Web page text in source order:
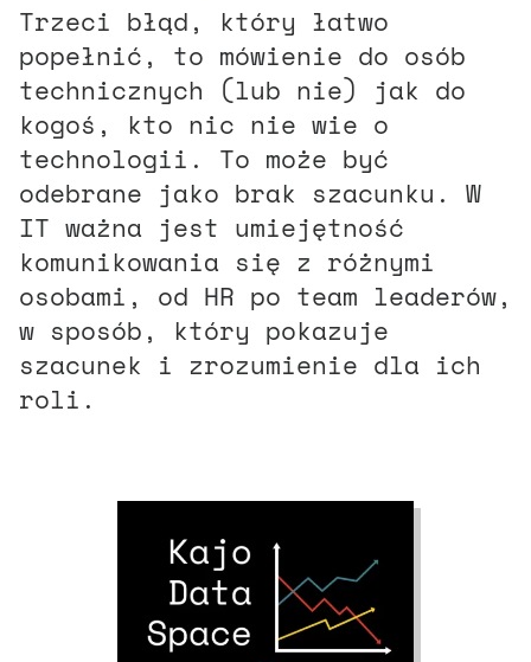
Trzeci błąd, który łatwo
popełnić, to mówienie do osób
technicznych (lub nie) jak do
kogoś, kto nic nie wie o
technologii. To może być
odebrane jako brak szacunku. W
IT ważna jest umiejętność
komunikowania się z różnymi
osobami, od HR po team leaderów,
w sposób, który pokazuje
szacunek i zrozumienie dla ich
roli.